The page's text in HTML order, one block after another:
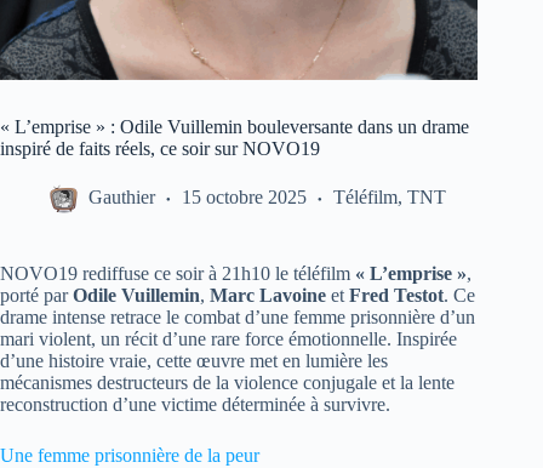
« L’emprise » : Odile Vuillemin bouleversante dans un drame
inspiré de faits réels, ce soir sur NOVO19
Gauthier 15 octobre 2025 Téléfilm, TNT
NOVO19 rediffuse ce soir à 21h10 le téléfilm « L’emprise »,
porté parOdile Vuillemin, Marc Lavoine et Fred Testot. Ce
drame intense retrace le combat d’une femme prisonnière d’un
mari violent, un récit d’une rare force émotionnelle. Inspirée
d’une histoire vraie, cette œuvre met en lumière les
mécanismes destructeurs de la violence conjugale et la lente
reconstruction d’une victime déterminée à survivre.
Une femme prisonnière de la peur